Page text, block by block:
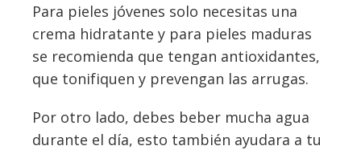
Para pieles jóvenes solo necesitas una
crema hidratante y para pieles maduras
se recomienda que tengan antioxidantes,
que tonifiquen y prevengan las arrugas.
Por otro lado, debes beber mucha agua
durante el día, esto también ayudara a tu